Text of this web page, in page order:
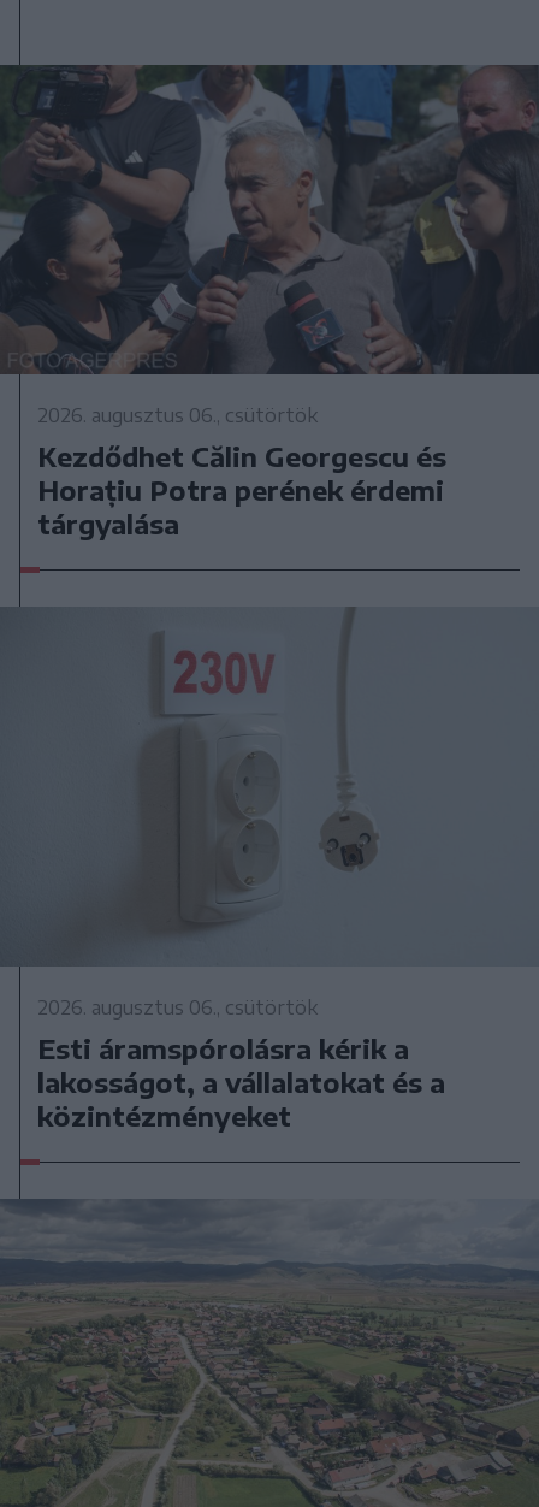
2026. augusztus 06., csütörtök
Kezdődhet Călin Georgescu és
Horațiu Potra perének érdemi
tárgyalása
2026. augusztus 06., csütörtök
Esti áramspórolásra kérik a
lakosságot, a vállalatokat és a
közintézményeket